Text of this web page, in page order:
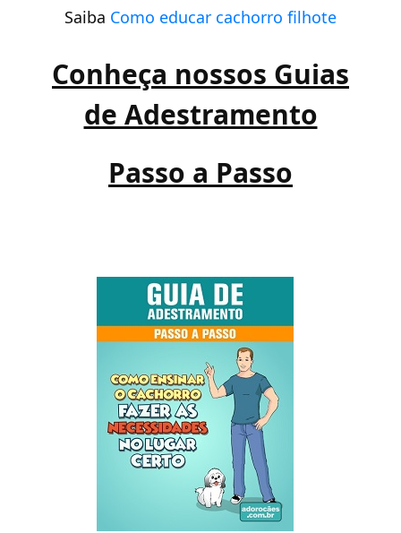
Saiba Como educar cachorro filhote
Conheça nossos Guias
de Adestramento
Passo a Passo